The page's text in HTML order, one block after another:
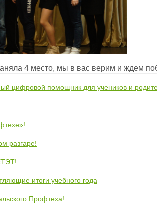
4 место, мы в вас верим и ждем
цифровой помощник для учеников и
разгаре!
итоги учебного года
Профтеха!